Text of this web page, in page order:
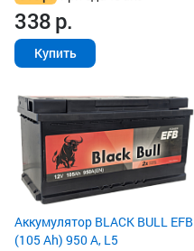
338р.
Купить
Аккумулятор BLACK BULL EFB
(105 Ah) 950 А, L5